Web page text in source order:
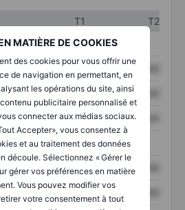
MATIÈRE DE COOKIES
des cookies pour vous offrir une
de navigation en permettant, en
les opérations du site, ainsi
publicitaire personnalisé et
connecter aux médias sociaux.
Accepter», vous consentez à
et au traitement des données
découle. Sélectionnez « Gérer le
gérer vos préférences en matière
Vous pouvez modifier vos
votre consentement à tout
T1
T2
XXXXXXX
XXXXXXX XXXXXXX
XXXXXXX XXXXXXX
XXXXXXX XXXXXXX